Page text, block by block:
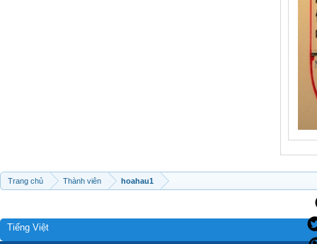
Trang chủ Thành viên hoahau1
Tiếng Việt